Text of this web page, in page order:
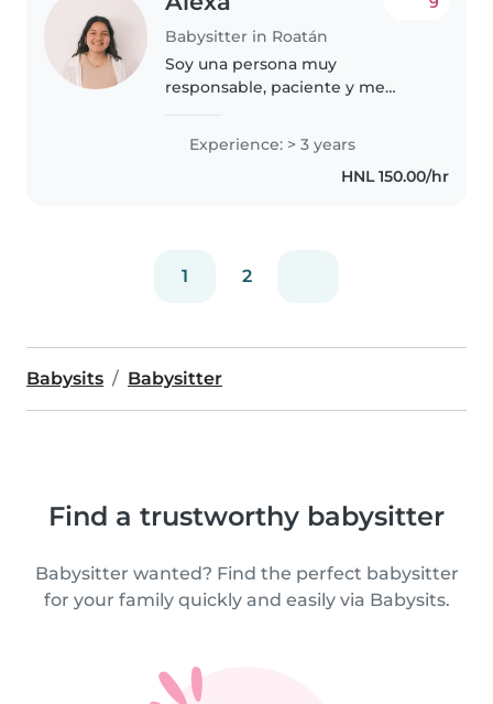
Babysitter in Roatán
Soy una persona muy
responsable, paciente y me
Tengo experiencia cuidando a
niños de diferentes edades y
siempre busco que se sientan
Experience: > 3 years
HNL 150.00/hr
1 2
Babysits Babysitter
Find a trustworthy babysitter
Babysitter wanted? Find the perfect babysitter
for your family quickly and easily via Babysits.